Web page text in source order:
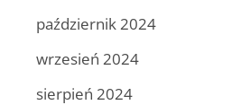
październik 2024
wrzesień 2024
sierpień 2024